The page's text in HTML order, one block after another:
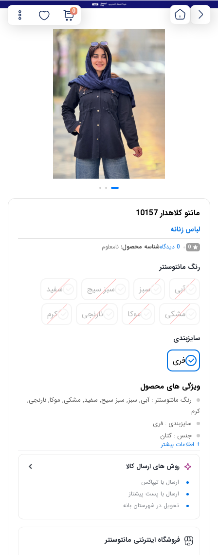
0
مانتو کلاهدار 10157
لباس زنانه
0
0 دیدگاهشناسه محصول: نامعلوم
رنگ مانتوسنتر
آبی سبز سبز سیج سفید
مشکی موکا نارنجی کرم
سایزبندی
فری
ویژگی های محصول
رنگ مانتوسنتر : آبی, سبز, سبز سیج, سفید, مشکی, موکا, نارنجی,
کرم
سایزبندی : فری
جنس : کتان
مناسب برای
+ اطلاعات بیشتر
روش های ارسال کالا
ارسال با تیپاکس
ارسال با پست پیشتاز
تحویل در شهرستان بانه
فروشگاه اینترنتی مانتوسنتر